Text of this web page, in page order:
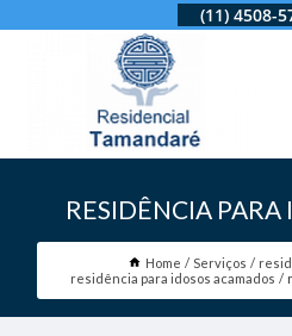
(11) 4508-
RESIDÊNCIA
Home Serviços
residência para idosos acamados